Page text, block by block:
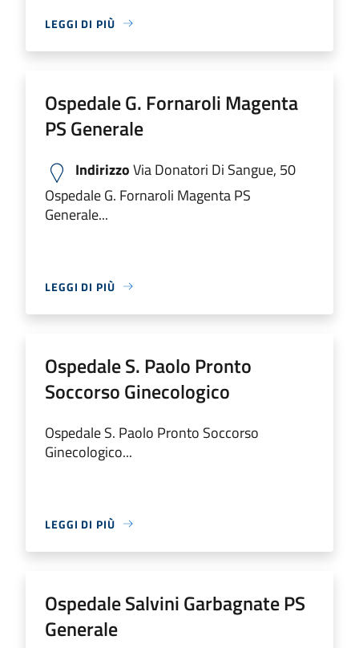
LEGGI DI PIÙ
Ospedale G. Fornaroli Magenta
PS Generale
IndirizzoVia Donatori Di Sangue, 50
Ospedale G. Fornaroli Magenta PS
Generale...
LEGGI DI PIÙ
Ospedale S. Paolo Pronto
Soccorso Ginecologico
Ospedale S. Paolo Pronto Soccorso
Ginecologico...
LEGGI DI PIÙ
Ospedale Salvini Garbagnate PS
Generale